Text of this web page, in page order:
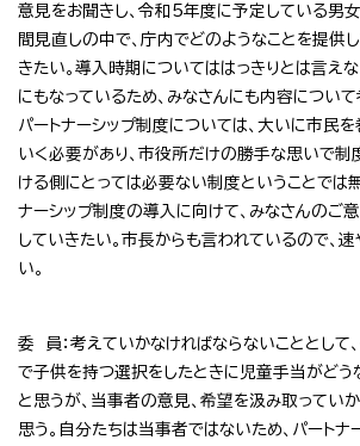
意見をお聞きし、令和5年度に予定している男
間見直しの中で、庁内でどのようなことを提供
きたい。導入時期についてははっきりとは言え
にもなっているため、みなさんにも内容につい
パートナーシップ制度については、大いに市民
いく必要があり、市役所だけの勝手な思いで制
ける側にとっては必要ない制度ということでは
ナーシップ制度の導入に向けて、みなさんのご
していきたい。市長からも言われているので、
い。
委 員：考えていかなければならないこととして
で子供を持つ選択をしたときに児童手当がどう
と思うが、当事者の意見、希望を汲み取ってい
思う。自分たちは当事者ではないため、パート